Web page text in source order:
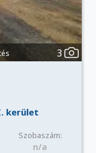
3
kerület
Szobaszám:
n/a